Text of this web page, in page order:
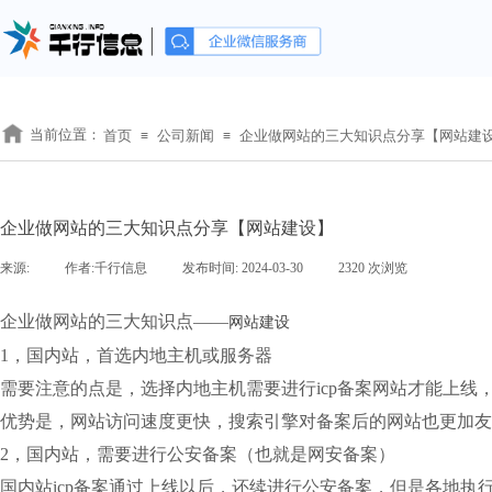
当前位置： 首页 ≡ 公司新闻 ≡ 企业做网站的三大知识点分享【网站建
企业做网站的三大知识点分享【网站建设】
来源: 作者:千行信息 发布时间: 2024-03-30 2320 次浏览
企业做网站的三大知识点——网站建设
1，国内站，首选内地主机或服务器
需要注意的点是，选择内地主机需要进行icp备案网站才能上线
优势是，网站访问速度更快，搜索引擎对备案后的网站也更加
2，国内站，需要进行公安备案（也就是网安备案）
国内站icp备案通过上线以后，还续进行公安备案，但是各地